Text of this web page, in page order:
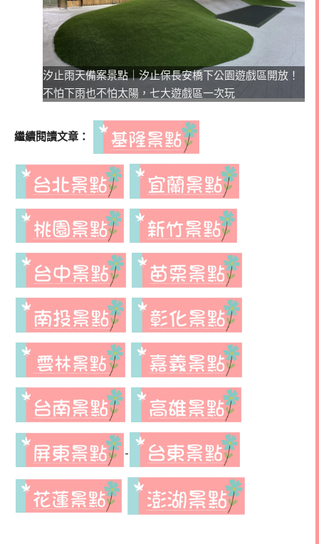
汐止雨天備案景點｜汐止保長安橋下公園遊戲區開放！
不怕下雨也不怕太陽，七大遊戲區一次玩
繼續閱讀文章：